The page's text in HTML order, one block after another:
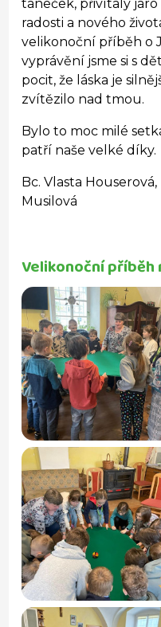
taneček, přivítaly jaro
radosti a nového
velikonoční příběh o
vyprávění jsme si s
pocit, že láska je
zvítězilo nad tmou.
Bylo to moc milé
patří naše velké díky.
Bc. Vlasta
Musilová
Velikonoční